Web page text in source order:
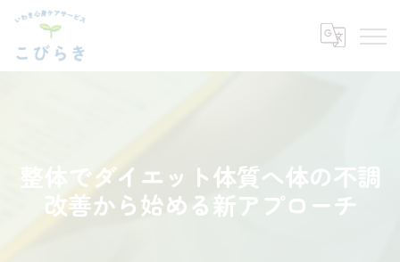
整体でダイエット体質へ体の不調
改善から始める新アプローチ